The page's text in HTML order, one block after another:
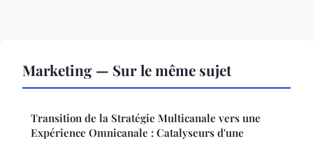
Marketing — Sur le même sujet
Transition de la Stratégie Multicanale vers une
Expérience Omnicanale : Catalyseurs d'une